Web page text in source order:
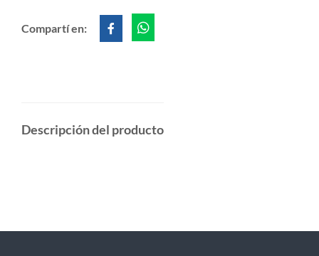
Compartí en:
Descripción del producto